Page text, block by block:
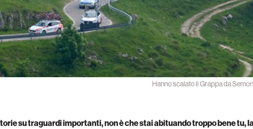
Hanno scalato il Grappa da
su traguardi importanti, non è che stai abituando troppo bene tu,